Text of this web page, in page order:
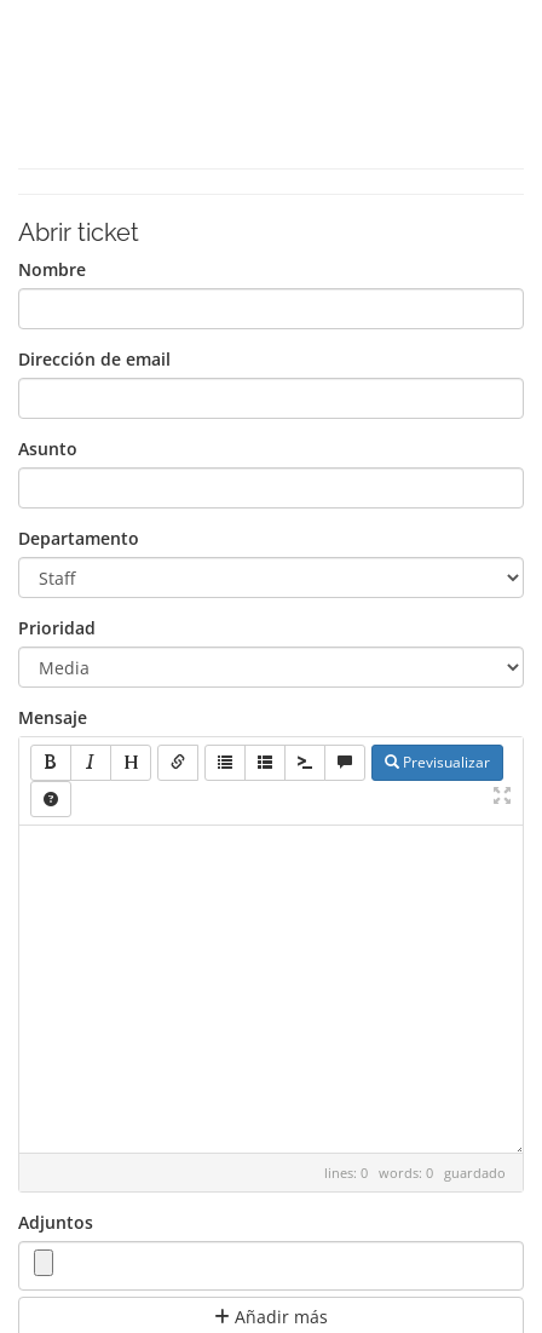
Abrir ticket
Nombre
Dirección de email
Asunto
Departamento
Prioridad
Mensaje
Previsualizar
lines: 0 words: 0 guardado
Adjuntos
Añadir más